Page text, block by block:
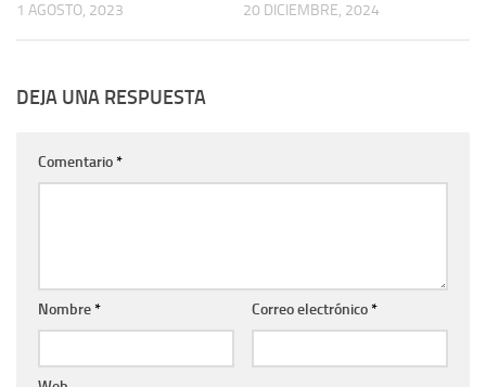
1 AGOSTO, 2023 20 DICIEMBRE, 2024
DEJA UNA RESPUESTA
Comentario*
Nombre* Correo electrónico*